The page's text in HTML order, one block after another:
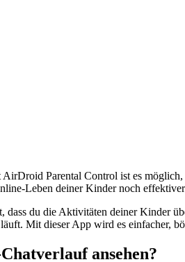
Parental Control ist es möglich,
Leben deiner Kinder noch
du die Aktivitäten deiner Kinder
Mit dieser App wird es einfacher,
ansehen?